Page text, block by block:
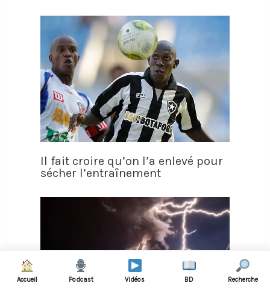
Il fait croire qu’on l’a enlevé pour
sécher l’entraînement
Accueil Podcast Vidéos BD Recherche